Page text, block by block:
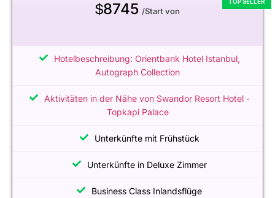
$8745 /Start von
Hotelbeschreibung: Orientbank Hotel Istanbul,
Autograph Collection
Aktivitäten in der Nähe von Swandor Resort Hotel -
Topkapi Palace
Unterkünfte mit Frühstück
Unterkünfte in Deluxe Zimmer
Business Class Inlandsflüge